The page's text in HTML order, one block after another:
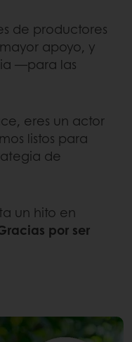
de productores
apoyo, y
—para las
eres un actor
listos para
de
un hito en
por ser